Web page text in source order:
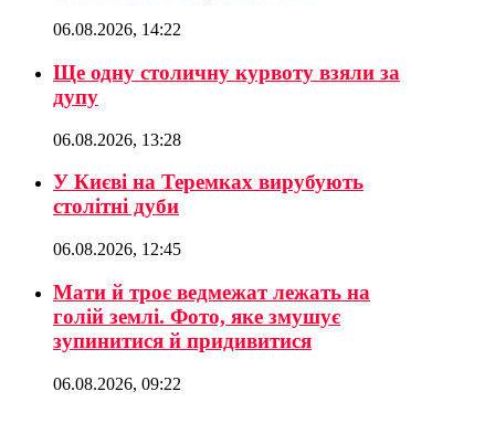
06.08.2026, 14:22
Ще одну столичну курвоту взяли за
дупу
06.08.2026, 13:28
У Києві на Теремках вирубують
столітні дуби
06.08.2026, 12:45
Мати й троє ведмежат лежать на
голій землі. Фото, яке змушує
зупинитися й придивитися
06.08.2026, 09:22